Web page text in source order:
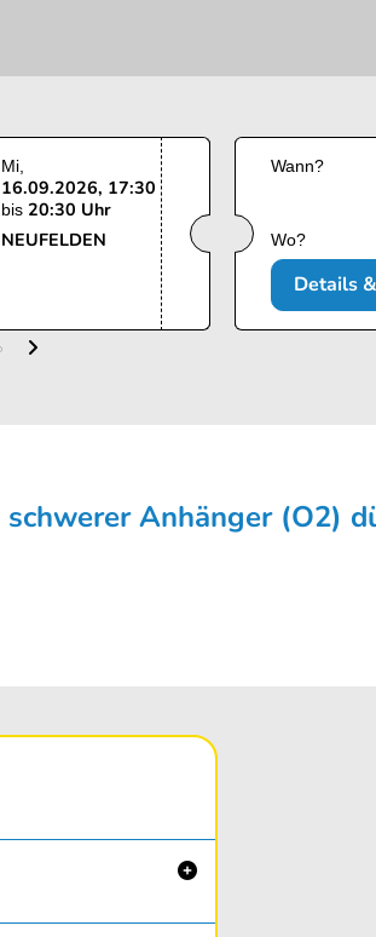
Mi
16.09.2026, 17:30
bis 20:30 Uhr
NEUFELDEN
Wann?
Wo?
Details
Anhänger (O2)
